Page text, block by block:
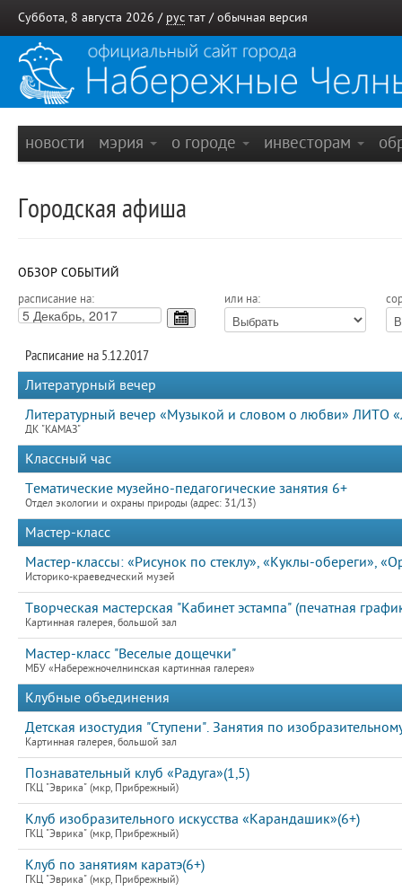
Суббота, 8 августа 2026 / рус тат / обычная версия
новости мэрия о городе инвесторам
Городская афиша
ОБЗОР СОБЫТИЙ
расписание на: или на:
Расписание на 5.12.2017
Литературный вечер
Литературный вечер «Музыкой и словом о любви» ЛИТО
ДК "КАМАЗ"
Классный час
Тематические музейно-педагогические занятия 6+
Отдел экологии и охраны природы (адрес: 31/13)
Мастер-класс
Мастер-классы: «Рисунок по стеклу», «Куклы-обереги»,
Историко-краеведческий музей
Творческая мастерская "Кабинет эстампа" (печатная
Картинная галерея, большой зал
Мастер-класс "Веселые дощечки"
МБУ «Набережночелнинская картинная галерея»
Клубные объединения
Детская изостудия "Ступени". Занятия по
Картинная галерея, большой зал
Познавательный клуб «Радуга»(1,5)
ГКЦ "Эврика" (мкр, Прибрежный)
Клуб изобразительного искусства «Карандашик»(6+)
ГКЦ "Эврика" (мкр, Прибрежный)
Клуб по занятиям каратэ(6+)
ГКЦ "Эврика" (мкр, Прибрежный)